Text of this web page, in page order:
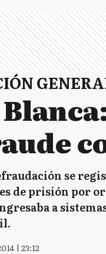
se
de prisión por
a
| 23:12